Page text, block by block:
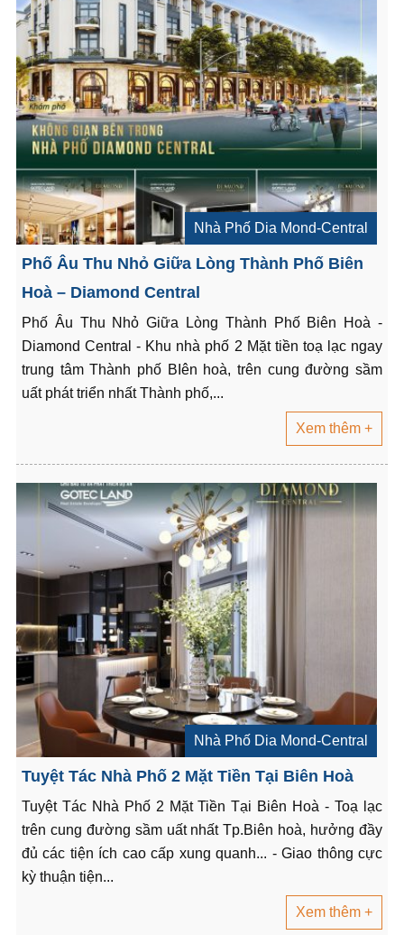
Nhà Phố Dia Mond-Central
Phố Âu Thu Nhỏ Giữa Lòng Thành Phố Biên
Hoà – Diamond Central
Phố Âu Thu Nhỏ Giữa Lòng Thành Phố Biên Hoà -
Diamond Central - Khu nhà phố 2 Mặt tiền toạ lạc ngay
trung tâm Thành phố BIên hoà, trên cung đường sầm
uất phát triển nhất Thành phố,...
Xem thêm +
Nhà Phố Dia Mond-Central
Tuyệt Tác Nhà Phố 2 Mặt Tiền Tại Biên Hoà
Tuyệt Tác Nhà Phố 2 Mặt Tiền Tại Biên Hoà - Toạ lạc
trên cung đường sầm uất nhất Tp.Biên hoà, hưởng đầy
đủ các tiện ích cao cấp xung quanh... - Giao thông cực
kỳ thuận tiện...
Xem thêm +